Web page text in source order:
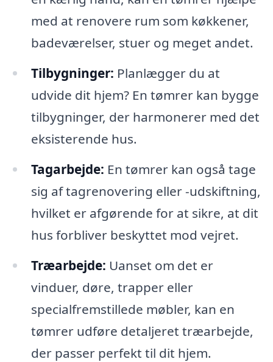
med at renovere rum som køkkener,
badeværelser, stuer og meget andet.
Tilbygninger: Planlægger du at
udvide dit hjem? En tømrer kan bygge
tilbygninger, der harmonerer med det
eksisterende hus.
Tagarbejde: En tømrer kan også tage
sig af tagrenovering eller -udskiftning,
hvilket er afgørende for at sikre, at dit
hus forbliver beskyttet mod vejret.
Træarbejde: Uanset om det er
vinduer, døre, trapper eller
specialfremstillede møbler, kan en
tømrer udføre detaljeret træarbejde,
der passer perfekt til dit hjem.